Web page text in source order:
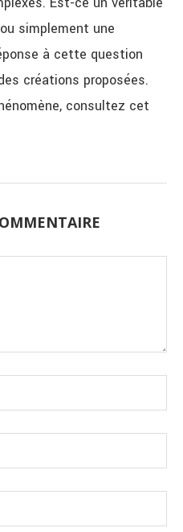
simplement une
à cette question
créations proposées.
consultez cet